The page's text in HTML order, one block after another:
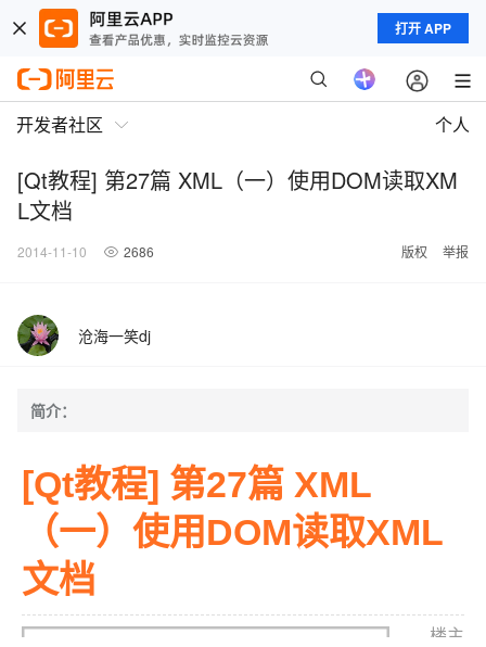
打开 APP
开发者社区 个人
[Qt教程] 第27篇 XML（一）使用DOM读取XM
L文档
2014-11-10 2686 版权 举报
沧海一笑dj
简介：
[Qt教程] 第27篇 XML
（一）使用DOM读取XML
文档
楼主